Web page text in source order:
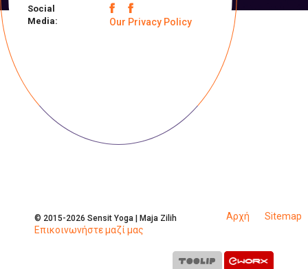
Social
Media:
Our Privacy Policy
© 2015-2026 Sensit Yoga | Maja Zilih Αρχή
Sitemap
Επικοινωνήστε μαζί μας